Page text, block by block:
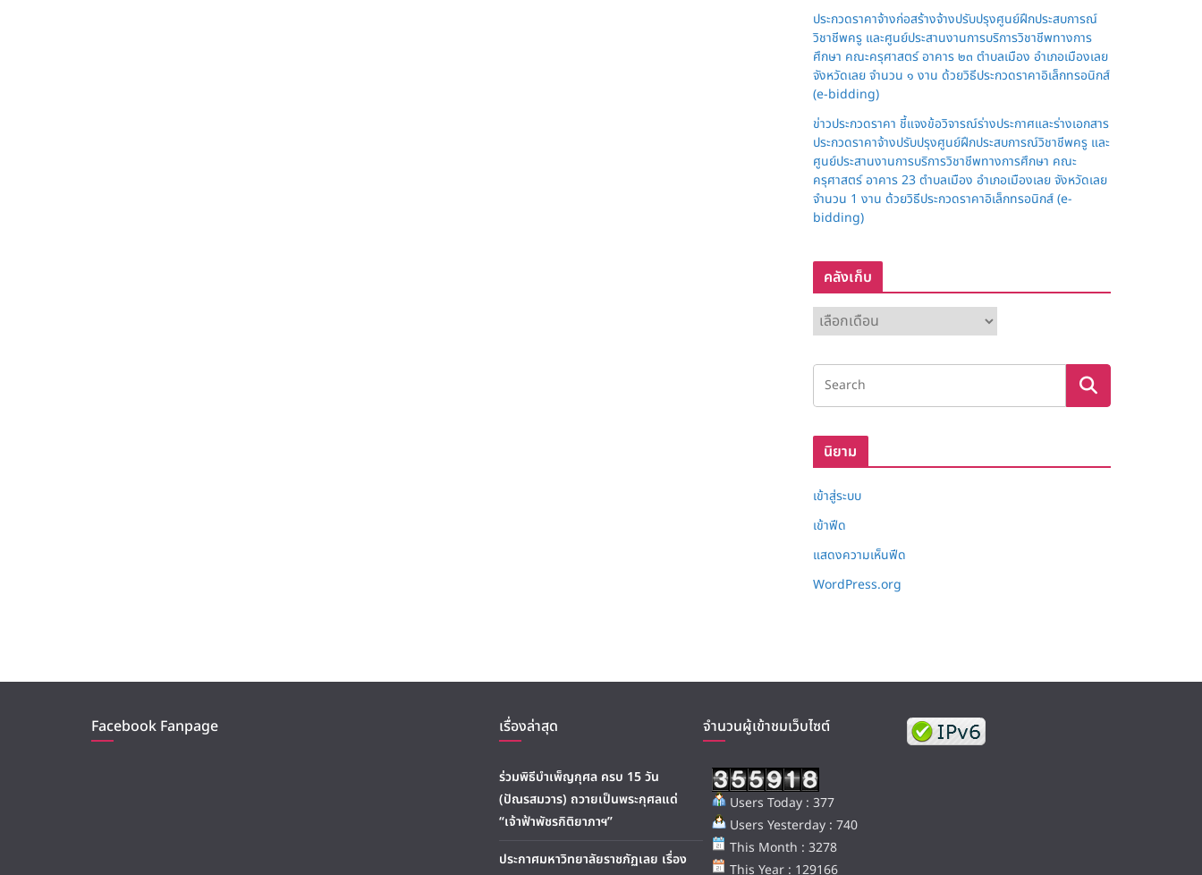
ประกวดราคาจ้างก่อสร้างจ้างปรับปรุงศูนย์ฝึกประสบการณ์
วิชาชีพครู และศูนย์ประสานงานการบริการวิชาชีพทางการ
ศึกษา คณะครุศาสตร์ อาคาร ๒๓ ตำบลเมือง อำเภอเมืองเลย
จังหวัดเลย จำนวน ๑ งาน ด้วยวิธีประกวดราคาอิเล็กทรอนิกส์
(e-bidding)
ข่าวประกวดราคา ชี้แจงข้อวิจารณ์ร่างประกาศและร่างเอกสาร
ประกวดราคาจ้างปรับปรุงศูนย์ฝึกประสบการณ์วิชาชีพครู และ
ศูนย์ประสานงานการบริการวิชาชีพทางการศึกษา คณะ
ครุศาสตร์ อาคาร 23 ตำบลเมือง อำเภอเมืองเลย จังหวัดเลย
จำนวน 1 งาน ด้วยวิธีประกวดราคาอิเล็กทรอนิกส์ (e-
bidding)
คลังเก็บ
ลั
ง
ก็
นิยาม
เข้าสู่ระบบ
เข้าฟีด
แสดงความเห็นฟีด
WordPress.org
Facebook Fanpage เรื่องล่าสุด
ร่วมพิธีบำเพ็ญกุศล ครบ 15 วัน
(ปัณรสมวาร) ถวายเป็นพระกุศลแด่
“เจ้าฟ้าพัชรกิติยาภาฯ”
ประกาศมหาวิทยาลัยราชภัฏเลย เรื่อง
จำนวนผู้เข้าชมเว็บไซต์
Users Today : 377
Users Yesterday : 740
This Month : 3278
This Year : 129166